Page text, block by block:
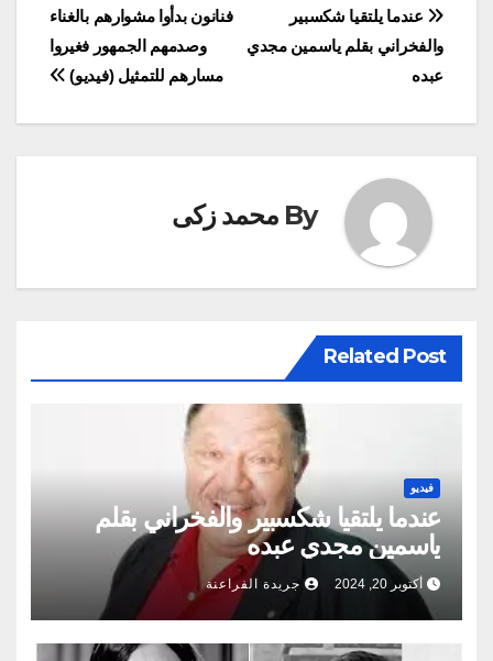
تصفّح
المقالات
فنانون بدأوا مشوارهم بالغناء
وصدمهم الجمهور فغيروا
مسارهم للتمثيل (فيديو)
عندما يلتقيا شكسبير
والفخراني بقلم ياسمين مجدي
عبده
By محمد زكى
Related Post
فيديو
عندما يلتقيا شكسبير والفخراني بقلم
ياسمين مجدي عبده
أكتوبر 20, 2024 جريدة الفراعنة